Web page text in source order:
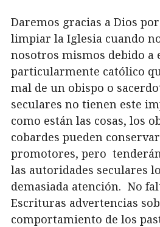
Daremos gracias a Dios
limpiar la Iglesia cuando
nosotros mismos debido a
particularmente católico
mal de un obispo o
seculares no tienen este
como están las cosas, los
cobardes pueden
promotores, pero
las autoridades seculares
demasiada atención. No
Escrituras advertencias
comportamiento de los